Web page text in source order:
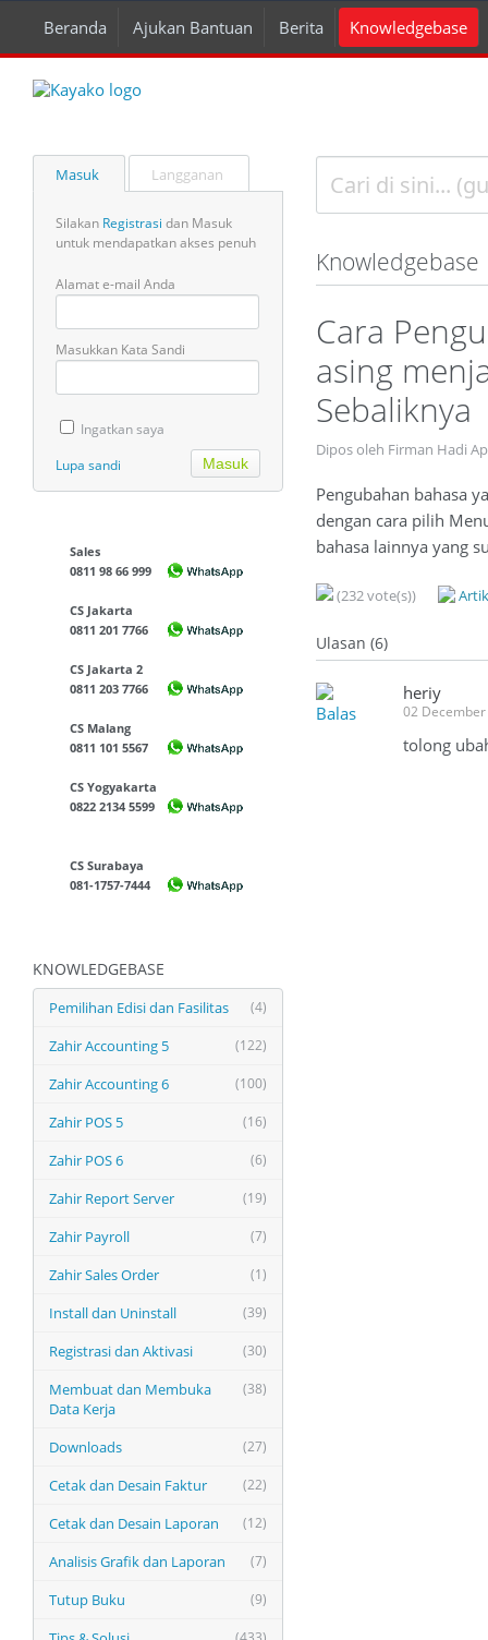
Beranda Ajukan Bantuan Berita Knowledgebase
Masuk Langganan
Silakan Registrasi dan Masuk
untuk mendapatkan akses penuh
Alamat e-mail Anda
Masukkan Kata Sandi
Ingatkan saya
Lupa sandi
Sales
0811 98 66 999
CS Jakarta
0811 201 7766
CS Jakarta 2
0811 203 7766
CS Malang
0811 101 5567
CS Yogyakarta
0822 2134 5599
CS Surabaya
081-1757-7444
KNOWLEDGEBASE
(4)
Pemilihan Edisi dan Fasilitas
(122)
Zahir Accounting 5
(100)
Zahir Accounting 6
(16)
Zahir POS 5
(6)
Zahir POS 6
(19)
Zahir Report Server
(7)
Zahir Payroll
(1)
Zahir Sales Order
(39)
Install dan Uninstall
(30)
Registrasi dan Aktivasi
(38)
Membuat dan Membuka
Data Kerja
(27)
Downloads
(22)
Cetak dan Desain Faktur
(12)
Cetak dan Desain Laporan
(7)
Analisis Grafik dan Laporan
(9)
Tutup Buku
Knowledgebase
Cara
asing
Sebaliknya
Dipos oleh Firman Hadi
Pengubahan bahasa
dengan cara pilih
bahasa lainnya yang
(232 vote(s))
Ulasan (6)
Balas
heriy
02
tolong